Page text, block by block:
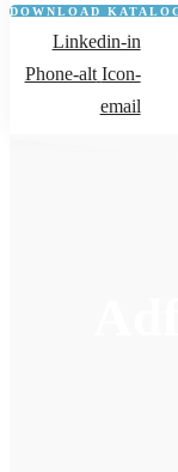
DOWNLOAD
Linkedin-in
Phone-alt Icon-
email